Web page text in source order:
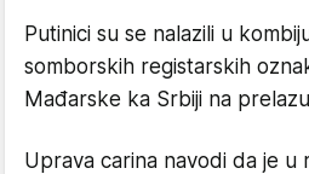
Putinici su se nalazili u
somborskih registarskih
Mađarske ka Srbiji na
Uprava carina navodi da je u